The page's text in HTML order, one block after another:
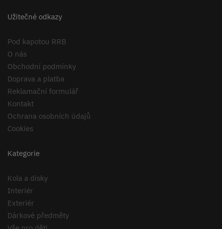
Užitečné odkazy
Pod kapotou RRB
O nás
Obchodní podmínky
Doprava a platba
Reklamační formulář
Kontakt
Ochrana osobních údajů
Cookies
Kategorie
Kola a disky
Interiér
Exteriér
Dárkové předměty